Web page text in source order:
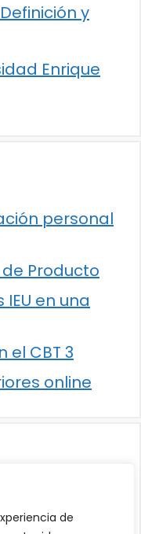
de
y
Enrique
personal
Producto
en una
el CBT 3
online